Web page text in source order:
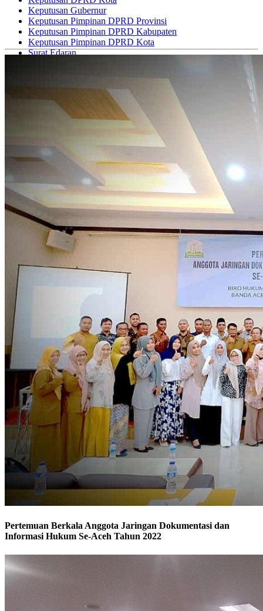
Keputusan Gubernur
Keputusan Pimpinan DPRD Provinsi
Keputusan Pimpinan DPRD Kabupaten
Keputusan Pimpinan DPRD Kota
Surat Edaran
Rancangan Peraturan Gubernur
Penelitian Hukum
Pengkajian Hukum
Risalah DPRD
Risalah DPD
Naskah Akademik
Artikel Hukum
Majalah Hukum
Pertemuan Berkala Anggota Jaringan Dokumentasi dan
Informasi Hukum Se-Aceh Tahun 2022